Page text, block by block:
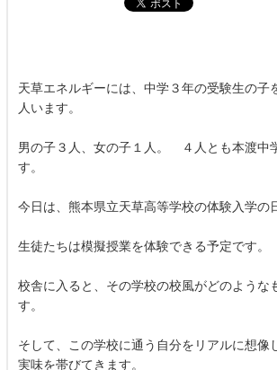
天草エネルギーには、中学３年の受験生の子
人います。
男の子３人、女の子１人。 ４人とも本渡中
す。
今日は、熊本県立天草高等学校の体験入学の
生徒たちは模擬授業を体験できる予定です。
校舎に入ると、その学校の校風がどのような
す。
そして、この学校に通う自分をリアルに想像
実味を帯びてきます。